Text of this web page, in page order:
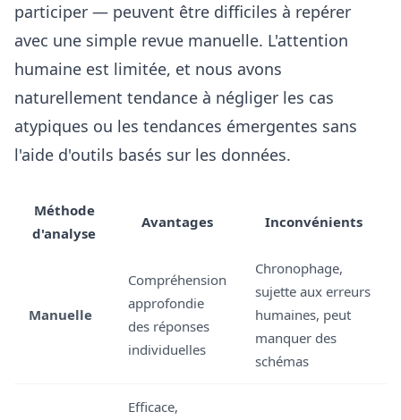
participer — peuvent être difficiles à repérer
avec une simple revue manuelle. L'attention
humaine est limitée, et nous avons
naturellement tendance à négliger les cas
atypiques ou les tendances émergentes sans
l'aide d'outils basés sur les données.
Méthode
d'analyse
Avantages Inconvénients
Manuelle
Compréhension
approfondie
des réponses
individuelles
Chronophage,
sujette aux erreurs
humaines, peut
manquer des
schémas
Efficace,